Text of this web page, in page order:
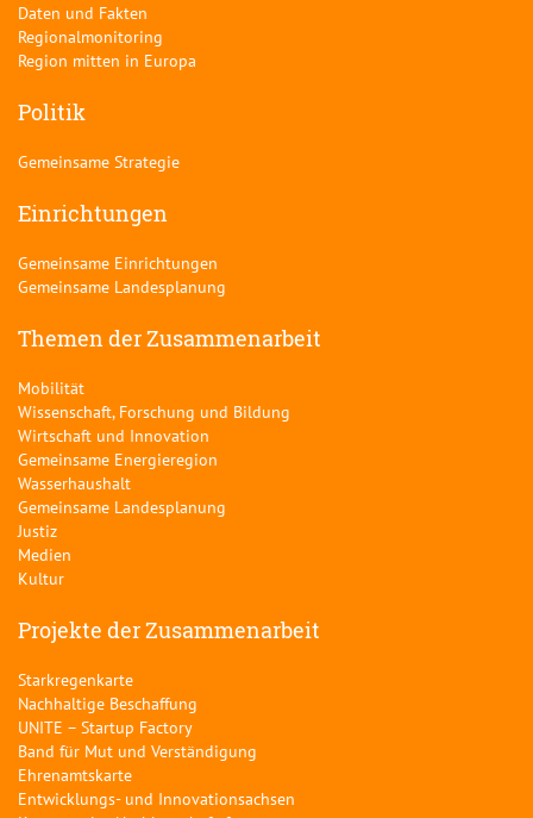
Daten und Fakten
Regionalmonitoring
Region mitten in Europa
Politik
Gemeinsame Strategie
Einrichtungen
Gemeinsame Einrichtungen
Gemeinsame Landesplanung
Themen der Zusammenarbeit
Mobilität
Wissenschaft, Forschung und Bildung
Wirtschaft und Innovation
Gemeinsame Energieregion
Wasserhaushalt
Gemeinsame Landesplanung
Justiz
Medien
Kultur
Projekte der Zusammenarbeit
Starkregenkarte
Nachhaltige Beschaffung
UNITE – Startup Factory
Band für Mut und Verständigung
Ehrenamtskarte
Entwicklungs- und Innovationsachsen